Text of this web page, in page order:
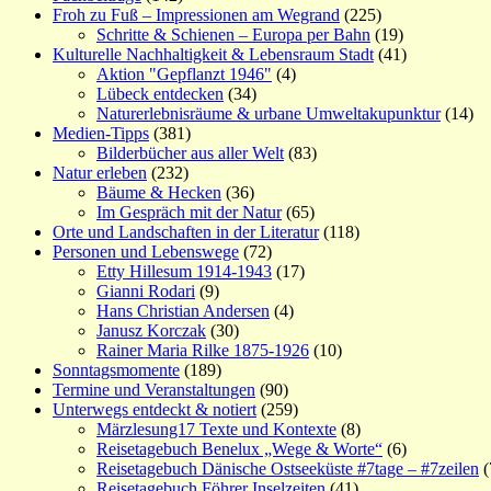
Froh zu Fuß – Impressionen am Wegrand (225)
Schritte & Schienen – Europa per Bahn (19)
Kulturelle Nachhaltigkeit & Lebensraum Stadt (41)
Aktion "Gepflanzt 1946" (4)
Lübeck entdecken (34)
Naturerlebnisräume & urbane Umweltakupunktur(14)
Medien-Tipps (381)
Bilderbücher aus aller Welt (83)
Natur erleben (232)
Bäume & Hecken (36)
Im Gespräch mit der Natur(65)
Orte und Landschaften in der Literatur(118)
Personen und Lebenswege (72)
Etty Hillesum 1914-1943 (17)
Gianni Rodari (9)
Hans Christian Andersen (4)
Janusz Korczak (30)
Rainer Maria Rilke 1875-1926 (10)
Sonntagsmomente (189)
Termine und Veranstaltungen (90)
Unterwegs entdeckt & notiert (259)
Märzlesung17 Texte und Kontexte (8)
Reisetagebuch Benelux „Wege & Worte“ (6)
Reisetagebuch Dänische Ostseeküste #7tage – #7zeilen